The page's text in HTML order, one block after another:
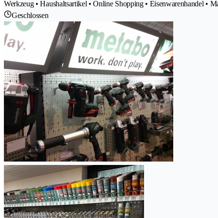
Werkzeug • Haushaltsartikel • Online Shopping • Eisenwarenhandel •
Geschlossen